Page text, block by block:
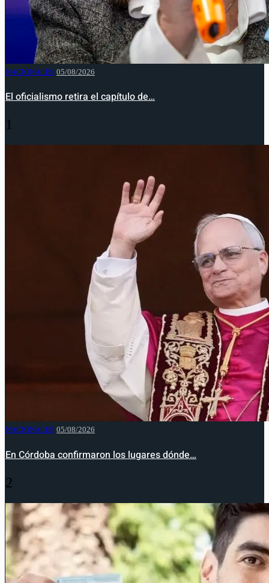
NACIONALES 05/08/2026
El oficialismo retira el capítulo de…
1
NACIONALES 05/08/2026
En Córdoba confirmaron los lugares dónde…
2